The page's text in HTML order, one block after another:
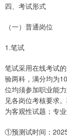
四、考试形式
（一）普通岗位
1.笔试
笔试采用在线考试
验两科，满分均为
位均须参加职业能
见各岗位考核要求
为客观性试题；专
①预测试时间：